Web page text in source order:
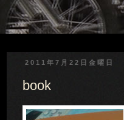
2011年7月22日金曜日
book